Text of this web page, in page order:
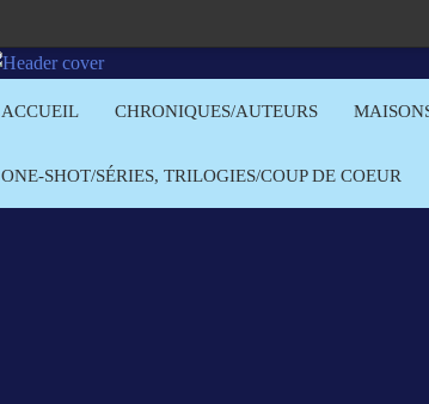
ACCUEIL CHRONIQUES/AUTEURS
ONE-SHOT/SÉRIES, TRILOGIES/COUP DE COEUR